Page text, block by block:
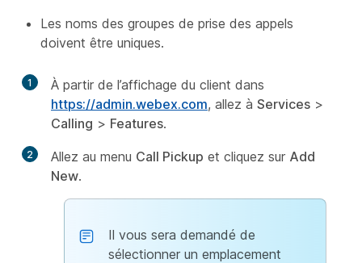
Les noms des groupes de prise des appels
doivent être uniques.
1
À partir de l’affichage du client dans
https://admin.webex.com, allez à Services >
Calling > Features.
2 Allez au menu Call Pickup et cliquez sur Add
New.
Il vous sera demandé de
sélectionner un emplacement